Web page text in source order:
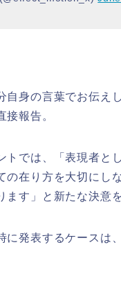
自身の言葉でお伝え
接報告。
トでは、「表現者と
の在り方を大切にし
ます」と新たな決意
に発表するケースは